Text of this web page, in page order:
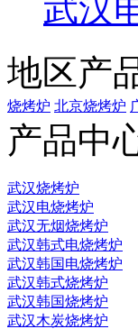
武汉
地区产
烧烤炉 北京烧烤炉
产品中
武汉烧烤炉
武汉电烧烤炉
武汉无烟烧烤炉
武汉韩式电烧烤炉
武汉韩国电烧烤炉
武汉韩式烧烤炉
武汉韩国烧烤炉
武汉木炭烧烤炉